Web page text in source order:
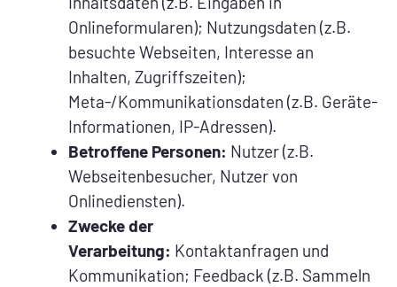
Onlineformularen); Nutzungsdaten (z.B.
besuchte Webseiten, Interesse an
Inhalten, Zugriffszeiten);
Meta-/Kommunikationsdaten (z.B. Geräte-
Informationen, IP-Adressen).
Betroffene Personen: Nutzer (z.B.
Webseitenbesucher, Nutzer von
Onlinediensten).
Zwecke der
Verarbeitung: Kontaktanfragen und
Kommunikation; Feedback (z.B. Sammeln